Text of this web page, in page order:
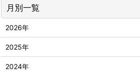
月別一覧
2026年
2025年
2024年